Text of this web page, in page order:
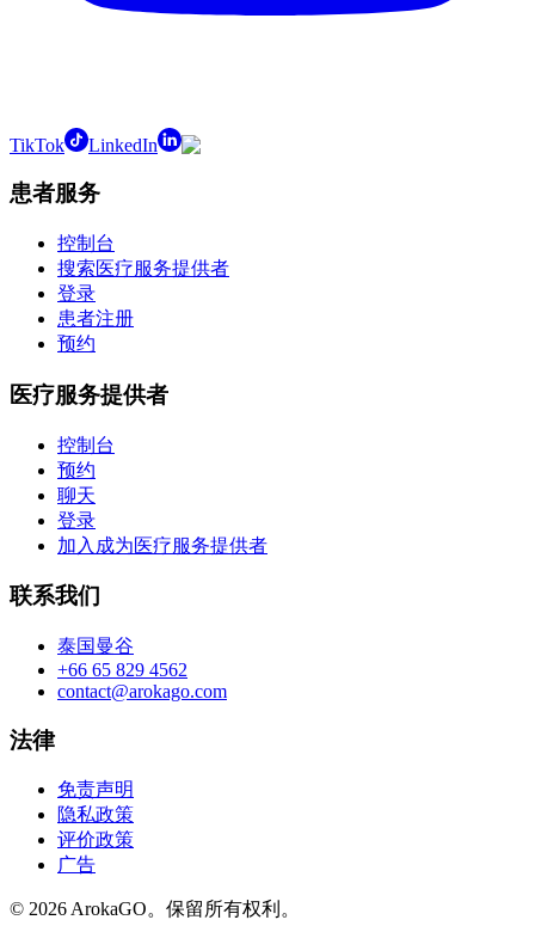
TikTok LinkedIn
患者服务
控制台
搜索医疗服务提供者
登录
患者注册
预约
医疗服务提供者
控制台
预约
聊天
登录
加入成为医疗服务提供者
联系我们
泰国曼谷
+66 65 829 4562
contact@arokago.com
法律
免责声明
隐私政策
评价政策
广告
© 2026 ArokaGO。保留所有权利。